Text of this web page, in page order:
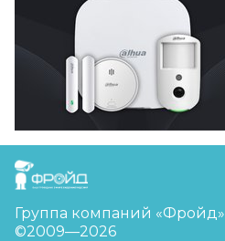
FreudGroup
Группа компаний «Фройд»
©2009—2026